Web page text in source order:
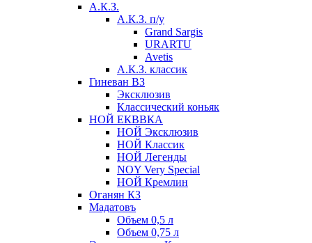
А.К.З.
А.К.З. п/у
Grand Sargis
URARTU
Avetis
А.К.З. классик
Гиневан ВЗ
Эксклюзив
Классический коньяк
НОЙ ЕКВВКА
НОЙ Эксклюзив
НОЙ Классик
НОЙ Легенды
NOY Very Speсial
НОЙ Кремлин
Оганян КЗ
Мадатовъ
Объем 0,5 л
Объем 0,75 л